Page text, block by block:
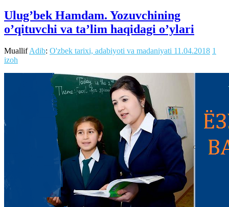
Ulug’bek Hamdam. Yozuvchining
o’qituvchi va ta’lim haqidagi o’ylari
MuallifAdib: O'zbek tarixi, adabiyoti va madaniyati 11.04.2018 1
izoh